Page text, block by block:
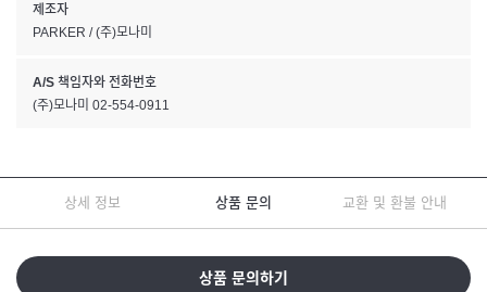
제조자
PARKER / (주)모나미
A/S 책임자와 전화번호
(주)모나미 02-554-0911
상세 정보 상품 문의 교환 및 환불 안내
상품 문의하기